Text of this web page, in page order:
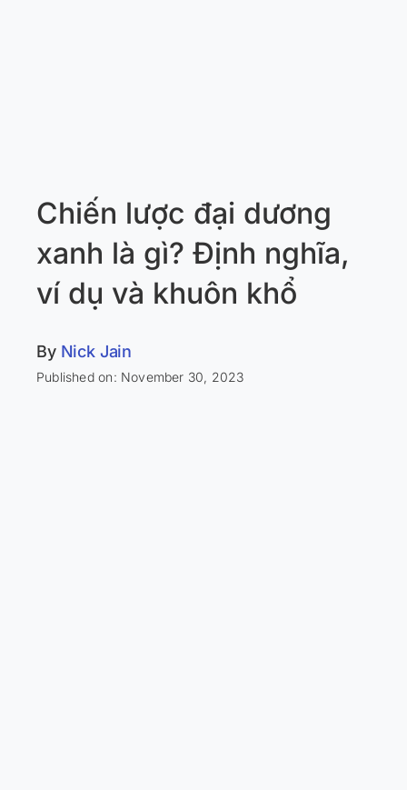
Chiến lược đại dương
xanh là gì? Định nghĩa,
ví dụ và khuôn khổ
By Nick Jain
Published on: November 30, 2023